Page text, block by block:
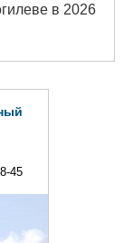
в 2026
45